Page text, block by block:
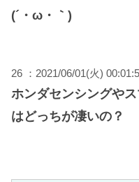
(´・ω・｀)
26 ：2021/06/01(火)
ホンダセンシングや
はどっちが凄いの？